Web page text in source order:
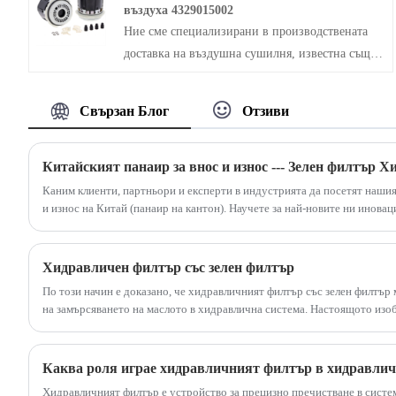
приложения в редица индустрии. 837079726 и
837079727, като един от горивните касети,
могат да се използват в различни индустриални
филтрация с висока точност.
въздуха 4329015002
Ние сме специализирани в производствената
доставка на въздушна сушилня, известна също
климатичната система на автомобила,
премахвайки прах, цветен прашец, бактерии и
т.н. и подобряване на качеството на въздуха
въздушен филтър на OEM, може да осигури
персонализирани референтни въздушни
различни модели на автомобил.
Свързан Блог Отзиви
Каним клиенти, партньори и експерти в индустрията да посетят
и износ на Китай (панаир на кантон). Научете за най-новите ни
надеждността и иновациите в индустриите.
Хидравличен филтър със зелен филтър
По този начин е доказано, че хидравличният филтър със зелен
на замърсяването на маслото в хидравлична система. Настоящото
намаляват ефективността на оборудването.
Каква роля играе хидравличният филтър в
Хидравличният филтър е устройство за прецизно пречистване в